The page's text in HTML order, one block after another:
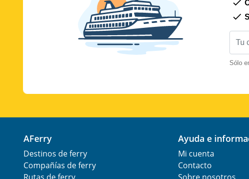
Sólo
AFerry
Destinos de ferry
Compañías de ferry
Ayuda e
Mi cuenta
Contacto